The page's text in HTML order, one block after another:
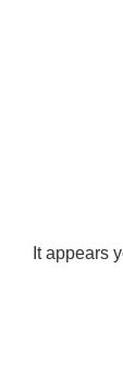
It appears